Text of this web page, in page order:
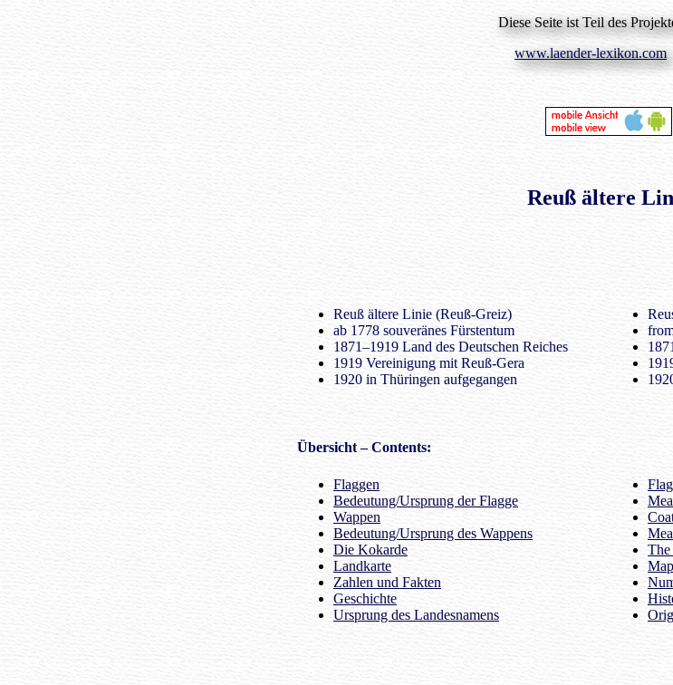
Diese Seite ist Teil des
www.laender-lexikon.com
Reuß ältere
Reuß ältere Linie (Reuß-Greiz)
ab 1778 souveränes Fürstentum
1871–1919 Land des Deutschen Reiches
1919 Vereinigung mit Reuß-Gera
1920 in Thüringen aufgegangen
Übersicht– Contents:
Flaggen
Bedeutung/Ursprung der Flagge
Wappen
Bedeutung/Ursprung des Wappens
Die Kokarde
Landkarte
Zahlen und Fakten
Geschichte
Ursprung des Landesnamens
The
Map